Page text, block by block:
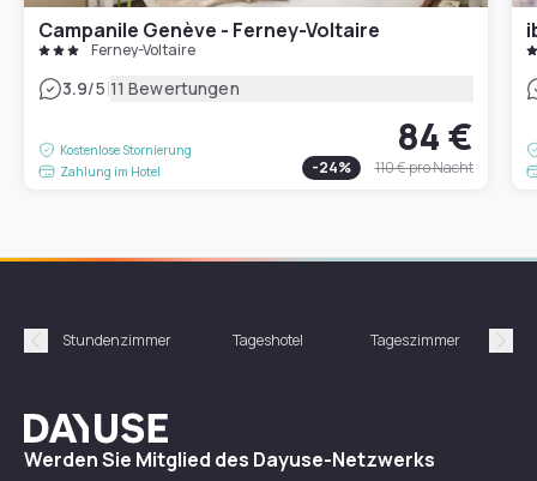
Campanile Genève - Ferney-Voltaire
Ferney-Voltaire
3.9/5|11 Bewertungen
Kostenlose Stornierung
Zahlung im Hotel
84 €
-24% 110 €pro Nacht
Précédent
Stundenzimmer Tageshotel Tageszimmer
Dayuse
Werden Sie Mitglied des Dayuse-Netzwerks